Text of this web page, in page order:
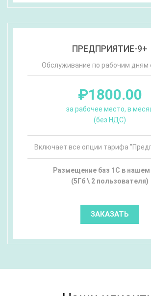
ПРЕДПРИЯТИЕ-9+
Обслуживание по рабочим дням
₽1800.00
за рабочее место, в
(без НДС)
Включает все опции тарифа
Размещение баз 1С в
(5Гб \ 2 пользователя)
ЗАКАЗАТЬ